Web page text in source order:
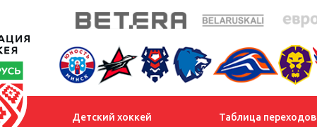
Детский хоккей Таблица переходов